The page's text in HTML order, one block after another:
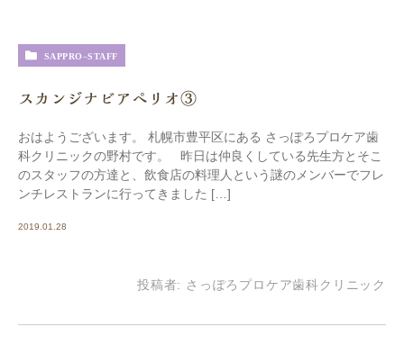
SAPPRO-STAFF
スカンジナビアペリオ③
おはようございます。 札幌市豊平区にある さっぽろプロケア歯
科クリニックの野村です。 昨日は仲良くしている先生方とそこ
のスタッフの方達と、飲食店の料理人という謎のメンバーでフレ
ンチレストランに行ってきました […]
2019.01.28
投稿者: さっぽろプロケア歯科クリニック